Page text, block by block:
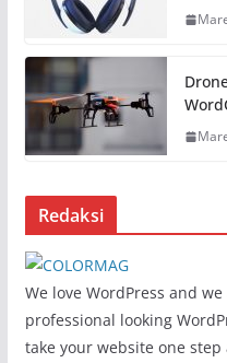
Redaksi
We love WordPress and
professional looking
take your website one